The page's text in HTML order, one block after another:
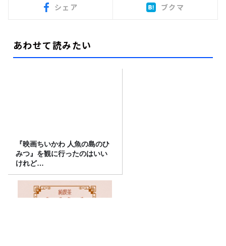
シェア ブクマ
あわせて読みたい
『映画ちいかわ 人魚の島のひ
みつ』を観に行ったのはいい
けれど…